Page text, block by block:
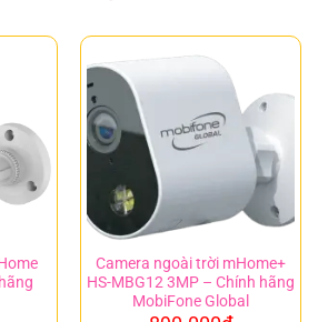
Camera ngoài trời mHome+
HS-MBG12 3MP – Chính hãng
MobiFone Global